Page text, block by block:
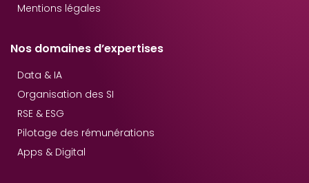
Mentions légales
Nos domaines d’expertises
Data & IA
Organisation des SI
RSE & ESG
Pilotage des rémunérations
Apps & Digital